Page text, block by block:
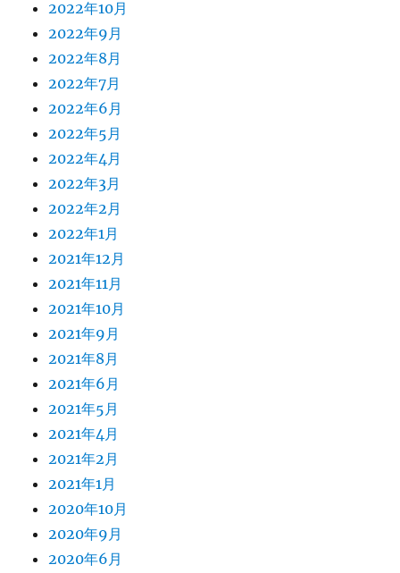
2022年10月
2022年9月
2022年8月
2022年7月
2022年6月
2022年5月
2022年4月
2022年3月
2022年2月
2022年1月
2021年12月
2021年11月
2021年10月
2021年9月
2021年8月
2021年6月
2021年5月
2021年4月
2021年2月
2021年1月
2020年10月
2020年9月
2020年6月